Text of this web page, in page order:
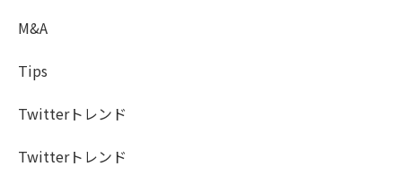
M&A
Tips
Twitterトレンド
Twitterトレンド